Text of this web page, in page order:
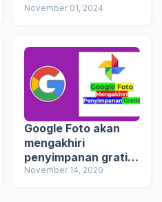
Indonesia dengan
2)
November 01, 2024
Google Foto akan
mengakhiri
penyimpanan gratis
tanpa batas pada 1
November 14, 2020